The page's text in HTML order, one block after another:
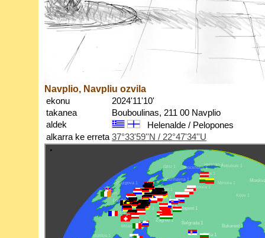
Navplio, Navpliu ozvila
ekonu
2024'11'10'
takanea
Bouboulinas, 211 00 Navplio
aldek
Helenalde / Pelopones
alkarra ke erreta 37°33'59''N / 22°47'34''U